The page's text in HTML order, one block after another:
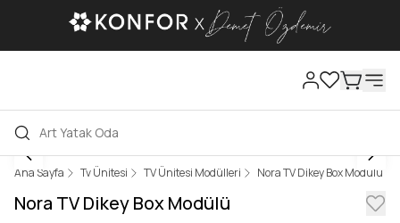
Ana Sayfa Tv Ünitesi TV Ünitesi Modülleri Nora TV Dikey Box Modülü
Nora TV Dikey Box Modülü